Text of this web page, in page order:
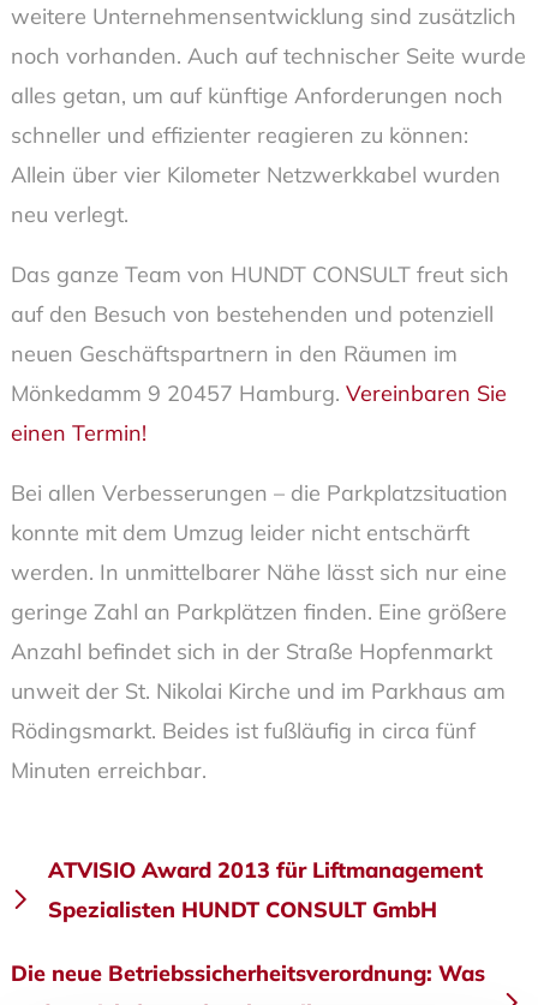
weitere Unternehmensentwicklung sind zusätzlich
noch vorhanden. Auch auf technischer Seite wurde
alles getan, um auf künftige Anforderungen noch
schneller und effizienter reagieren zu können:
Allein über vier Kilometer Netzwerkkabel wurden
neu verlegt.
Das ganze Team von HUNDT CONSULT freut sich
auf den Besuch von bestehenden und potenziell
neuen Geschäftspartnern in den Räumen im
Mönkedamm 9 20457 Hamburg. Vereinbaren Sie
einen Termin!
Bei allen Verbesserungen – die Parkplatzsituation
konnte mit dem Umzug leider nicht entschärft
werden. In unmittelbarer Nähe lässt sich nur eine
geringe Zahl an Parkplätzen finden. Eine größere
Anzahl befindet sich in der Straße Hopfenmarkt
unweit der St. Nikolai Kirche und im Parkhaus am
Rödingsmarkt. Beides ist fußläufig in circa fünf
Minuten erreichbar.
Beitragsnavigation
ATVISIO Award 2013 für Liftmanagement
Spezialisten HUNDT CONSULT GmbH
Die neue Betriebssicherheitsverordnung: Was